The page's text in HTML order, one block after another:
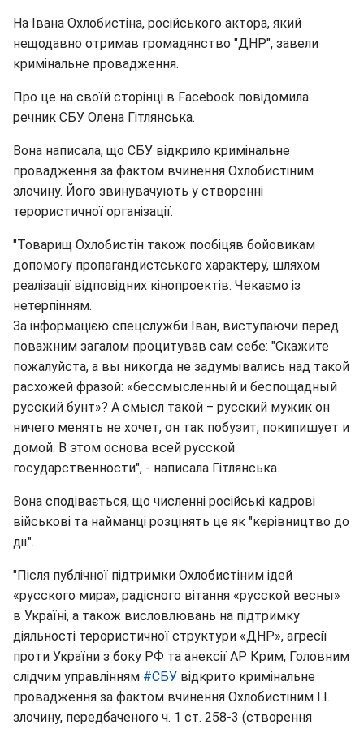
На Івана Охлобистіна, російського актора, який
нещодавно отримав громадянство "ДНР", завели
кримінальне провадження.
Про це на своїй сторінці в Facebook повідомила
речник СБУ Олена Гітлянська.
Вона написала, що СБУ відкрило кримінальне
провадження за фактом вчинення Охлобистіним
злочину. Його звинувачують у створенні
терористичної організації.
"Товарищ Охлобистін також пообіцяв бойовикам
допомогу пропагандистського характеру, шляхом
реалізації відповідних кінопроектів. Чекаємо із
нетерпінням.
За інформацією спецслужби Іван, виступаючи перед
поважним загалом процитував сам себе: "Скажите
пожалуйста, а вы никогда не задумывались над такой
расхожей фразой: «бессмысленный и беспощадный
русский бунт»? А смысл такой ‒ русский мужик он
ничего менять не хочет, он так побузит, покипишует и
домой. В этом основа всей русской
государственности", - написала Гітлянська.
Вона сподівається, що численні російські кадрові
військові та найманці розцінять це як "керівництво до
дії".
"Після публічної підтримки Охлобистіним ідей
«русского мира», радісного вітання «русской весны»
в Україні, а також висловлювань на підтримку
діяльності терористичної структури «ДНР», агресії
проти України з боку РФ та анексії АР Крим, Головним
слідчим управлінням #СБУ відкрито кримінальне
провадження за фактом вчинення Охлобистіним І.І.
злочину, передбаченого ч. 1 ст. 258-3 (створення